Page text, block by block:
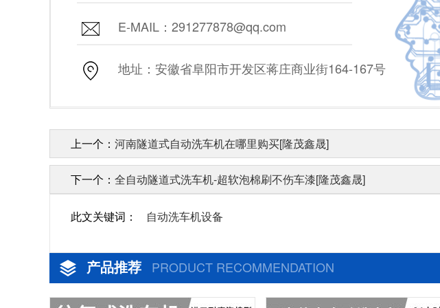
E-MAIL：291277878@qq.com
地址：安徽省阜阳市开发区蒋庄商业街164-167号
上一个： 河南隧道式自动洗车机在哪里购买[隆茂鑫晟]
下一个： 全自动隧道式洗车机-超软泡棉刷不伤车漆[隆茂鑫晟]
此文关键词： 自动洗车机设备
产品推荐 PRODUCT RECOMMENDATION